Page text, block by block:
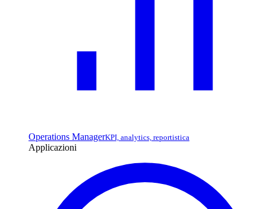
Operations ManagerKPI, analytics, reportistica
Applicazioni